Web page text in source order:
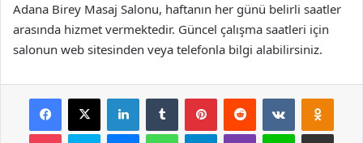
Adana Birey Masaj Salonu, haftanın her günü belirli saatler
arasında hizmet vermektedir. Güncel çalışma saatleri için
salonun web sitesinden veya telefonla bilgi alabilirsiniz.
Facebook
X LinkedInTumblr PinterestReddit VKontakte
Pocket Skype MessengerWhatsAppTelegramViber Line E-Posta ile